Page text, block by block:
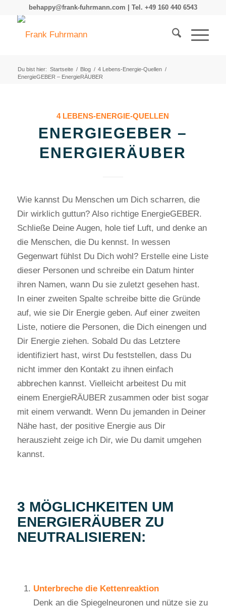
behappy@frank-fuhrmann.com | Tel. +49 160 440 6543
Du bist hier: Startseite / Blog / 4 Lebens-Energie-Quellen /
EnergieGEBER – EnergieRÄUBER
4 LEBENS-ENERGIE-QUELLEN
ENERGIEGEBER –
ENERGIERÄUBER
Wie kannst Du Menschen um Dich scharren, die
Dir wirklich guttun? Also richtige EnergieGEBER.
Schließe Deine Augen, hole tief Luft, und denke an
die Menschen, die Du kennst. In wessen
Gegenwart fühlst Du Dich wohl? Erstelle eine Liste
dieser Personen und schreibe ein Datum hinter
ihren Namen, wann Du sie zuletzt gesehen hast.
In einer zweiten Spalte schreibe bitte die Gründe
auf, wie sie Dir Energie geben. Auf einer zweiten
Liste, notiere die Personen, die Dich einengen und
Dir Energie ziehen. Sobald Du das Letztere
identifiziert hast, wirst Du feststellen, dass Du
nicht immer den Kontakt zu ihnen einfach
abbrechen kannst. Vielleicht arbeitest Du mit
einem EnergieRÄUBER zusammen oder bist sogar
mit einem verwandt. Wenn Du jemanden in Deiner
Nähe hast, der positive Energie aus Dir
herauszieht zeige ich Dir, wie Du damit umgehen
kannst.
3 MÖGLICHKEITEN UM
ENERGIERÄUBER ZU
NEUTRALISIEREN:
Unterbreche die Kettenreaktion
Denk an die Spiegelneuronen und nütze sie zu